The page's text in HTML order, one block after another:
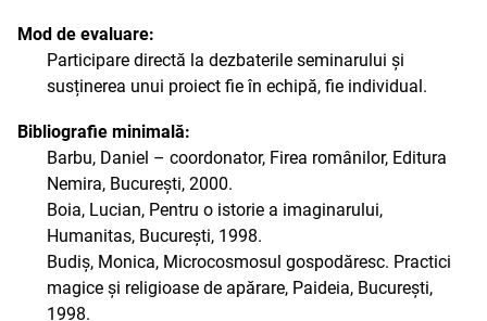
Mod de evaluare:
Participare directă la dezbaterile seminarului și
susținerea unui proiect fie în echipă, fie individual.
Bibliografie minimală:
Barbu, Daniel – coordonator, Firea românilor, Editura
Nemira, București, 2000.
Boia, Lucian, Pentru o istorie a imaginarului,
Humanitas, București, 1998.
Budiș, Monica, Microcosmosul gospodăresc. Practici
magice și religioase de apărare, Paideia, București,
1998.